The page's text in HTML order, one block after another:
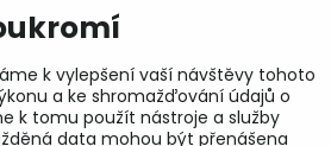
k vylepšení vaší návštěvy tohoto
a ke shromažďování údajů o
k tomu použít nástroje a služby
data mohou být přenášena